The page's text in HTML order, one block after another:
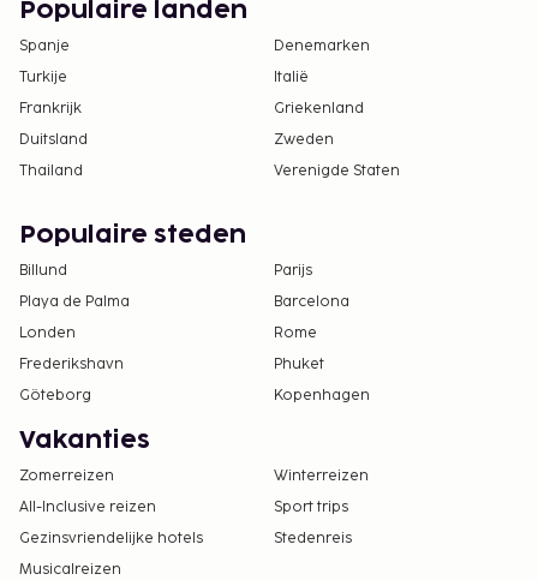
Populaire landen
Spanje
Denemarken
Turkije
Italië
Frankrijk
Griekenland
Duitsland
Zweden
Thailand
Verenigde Staten
Populaire steden
Billund
Parijs
Playa de Palma
Barcelona
Londen
Rome
Frederikshavn
Phuket
Göteborg
Kopenhagen
Vakanties
Zomerreizen
Winterreizen
All-Inclusive reizen
Sport trips
Gezinsvriendelijke hotels
Stedenreis
Musicalreizen